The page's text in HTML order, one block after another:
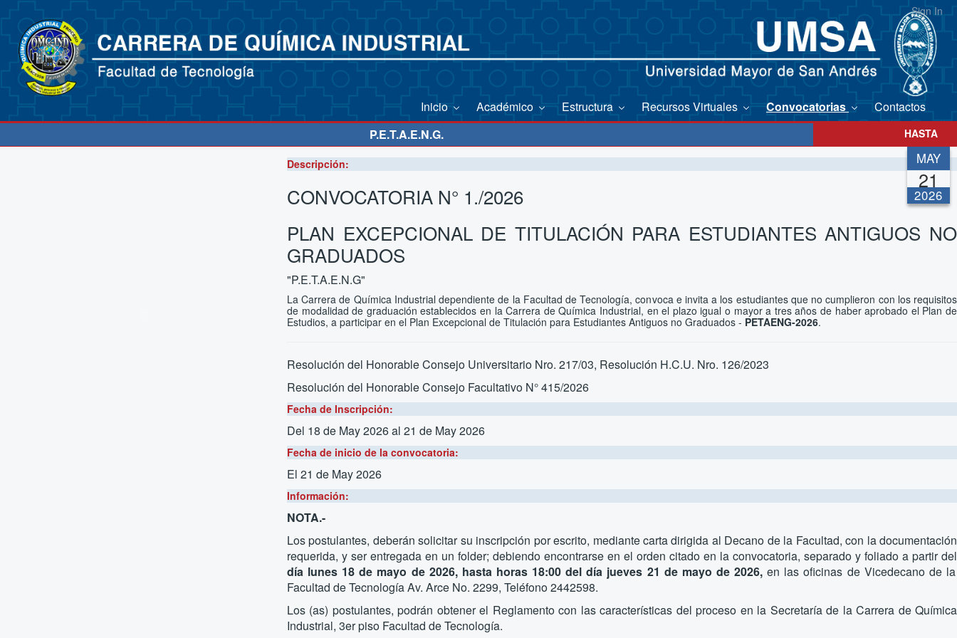
Sign In
Inicio Académico Estructura Recursos Virtuales Convocatorias
Contactos
P.E.T.A.E.N.G.
HASTA
MAY
21
2026
Descripción:
CONVOCATORIA N° 1./2026
PLAN EXCEPCIONAL DE TITULACIÓN PARA ESTUDIANTES ANTIGUOS NO
GRADUADOS
"P.E.T.A.E.N.G"
La Carrera de Química Industrial dependiente de la Facultad de Tecnología, convoca e invita a los estudiantes que no cumplieron con los requisitos
de modalidad de graduación establecidos en la Carrera de Química Industrial, en el plazo igual o mayor a tres años de haber aprobado el Plan de
Estudios, a participar en el Plan Excepcional de Titulación para Estudiantes Antiguos no Graduados - PETAENG-2026.
Resolución del Honorable Consejo Universitario Nro. 217/03, Resolución H.C.U. Nro. 126/2023
Resolución del Honorable Consejo Facultativo N° 415/2026
Fecha de Inscripción:
Del 18 de May 2026al 21 de May 2026
Fecha de inicio de la convocatoria:
El 21 de May 2026
Información:
NOTA.-
Los postulantes, deberán solicitar su inscripción por escrito, mediante carta dirigida al Decano de la Facultad, con la documentación
requerida, y ser entregada en un folder; debiendo encontrarse en el orden citado en la convocatoria, separado y foliado a partir del
día lunes 18 de mayo de 2026, hasta horas 18:00 del día jueves 21 de mayo de 2026,en las oficinas de Vicedecano de la
Facultad de Tecnología Av. Arce No. 2299, Teléfono 2442598.
Los (as) postulantes, podrán obtener el Reglamento con las características del proceso en la Secretaría de la Carrera de Química
Industrial, 3er piso Facultad de Tecnología.